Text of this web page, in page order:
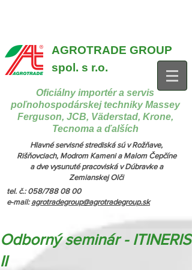
AGROTRADE GROUP
spol. s r.o.
Oficiálny importér a servis
poľnohospodárskej techniky Massey
Ferguson, JCB, Väderstad, Krone,
Tecnoma a ďalších
Hlavné servisné strediská sú v Rožňave,
Rišňovciach, Modrom Kameni a Malom Čepčíne
a dve vysunuté pracoviská v Dúbravke a
Zemianskej Olči
tel. č.: 058/788 08 00
e-mail: agrotradegroup@agrotradegroup.sk
Odborný seminár - ITINERIS
II